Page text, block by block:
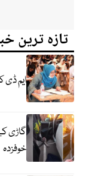
تازہ ترین
ایم ڈی
گاڑی
خوفزدہ